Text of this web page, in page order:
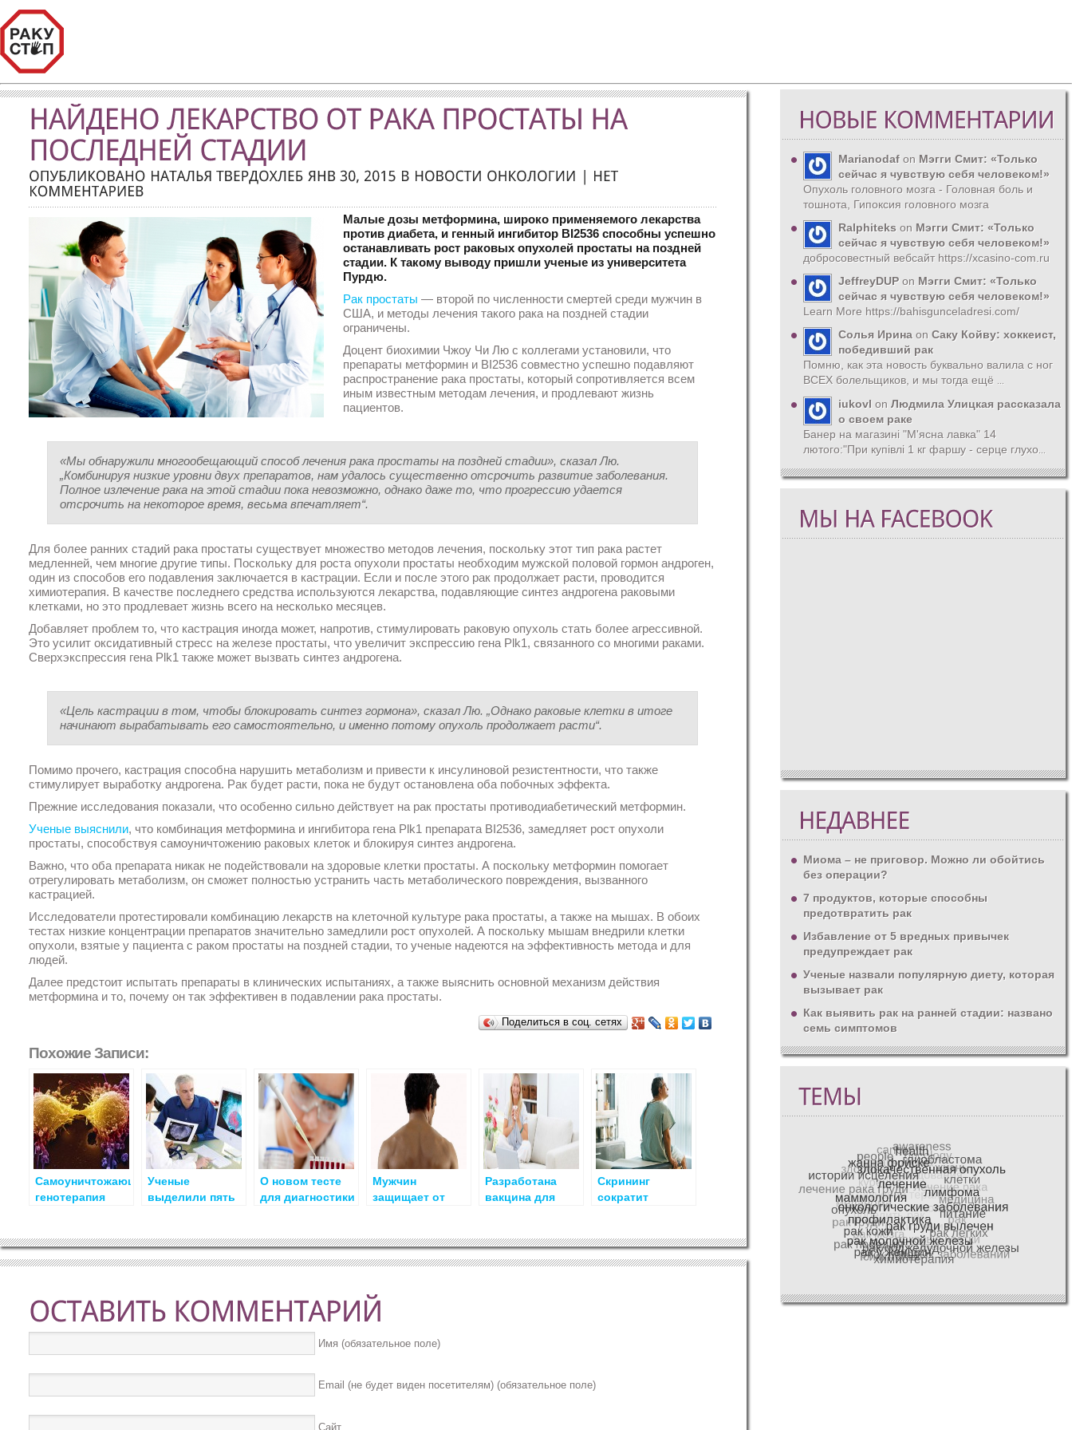
Малые дозы метформина, широко применяемого лекарства
против диабета, и генный ингибитор BI2536 способны успешно
останавливать рост раковых опухолей простаты на поздней
стадии. К такому выводу пришли ученые из университета
Пурдю.
Рак простаты — второй по численности смертей среди мужчин в
США, и методы лечения такого рака на поздней стадии
ограничены.
Доцент биохимии Чжоу Чи Лю с коллегами установили, что
препараты метформин и BI2536 совместно успешно подавляют
распространение рака простаты, который сопротивляется всем
иным известным методам лечения, и продлевают жизнь
пациентов.
«Мы обнаружили многообещающий способ лечения рака простаты на поздней стадии», сказал Лю.
„Комбинируя низкие уровни двух препаратов, нам удалось существенно отсрочить развитие заболевания.
Полное излечение рака на этой стадии пока невозможно, однако даже то, что прогрессию удается
отсрочить на некоторое время, весьма впечатляет“.
Для более ранних стадий рака простаты существует множество методов лечения, поскольку этот тип рака растет
медленней, чем многие другие типы. Поскольку для роста опухоли простаты необходим мужской половой гормон андроген,
один из способов его подавления заключается в кастрации. Если и после этого рак продолжает расти, проводится
химиотерапия. В качестве последнего средства используются лекарства, подавляющие синтез андрогена раковыми
клетками, но это продлевает жизнь всего на несколько месяцев.
Добавляет проблем то, что кастрация иногда может, напротив, стимулировать раковую опухоль стать более агрессивной.
Это усилит оксидативный стресс на железе простаты, что увеличит экспрессию гена Plk1, связанного со многими раками.
Сверхэкспрессия гена Plk1 также может вызвать синтез андрогена.
«Цель кастрации в том, чтобы блокировать синтез гормона», сказал Лю. „Однако раковые клетки в итоге
начинают вырабатывать его самостоятельно, и именно потому опухоль продолжает расти“.
Помимо прочего, кастрация способна нарушить метаболизм и привести к инсулиновой резистентности, что также
стимулирует выработку андрогена. Рак будет расти, пока не будут остановлена оба побочных эффекта.
Прежние исследования показали, что особенно сильно действует на рак простаты противодиабетический метформин.
Ученые выяснили, что комбинация метформина и ингибитора гена Plk1 препарата BI2536, замедляет рост опухоли
простаты, способствуя самоуничтожению раковых клеток и блокируя синтез андрогена.
Важно, что оба препарата никак не подействовали на здоровые клетки простаты. А поскольку метформин помогает
отрегулировать метаболизм, он сможет полностью устранить часть метаболического повреждения, вызванного
кастрацией.
Исследователи протестировали комбинацию лекарств на клеточной культуре рака простаты, а также на мышах. В обоих
тестах низкие концентрации препаратов значительно замедлили рост опухолей. А поскольку мышам внедрили клетки
опухоли, взятые у пациента с раком простаты на поздней стадии, то ученые надеются на эффективность метода и для
людей.
Далее предстоит испытать препараты в клинических испытаниях, а также выяснить основной механизм действия
метформина и то, почему он так эффективен в подавлении рака простаты.
Поделиться в соц. сетях
Похожие Записи:
Cамоуничтожающая
генотерапия
простаты
Ученые
выделили пять
О новом тесте
для диагностики
Мужчин
защищает от
Разработана
вакцина для
стадии
Cкрининг
сократит
на 20%
Имя (обязательное поле)
Email (не будет виден посетителям) (обязательное поле)
Сайт
Marianodafon Мэгги Смит: «Только
сейчас я чувствую себя человеком!»
Опухоль головного мозга - Головная боль и
тошнота, Гипоксия головного мозга
Ralphiteks on Мэгги Смит: «Только
сейчас я чувствую себя человеком!»
добросовестный вебсайт https://xcasino-com.ru
JeffreyDUPon Мэгги Смит: «Только
сейчас я чувствую себя человеком!»
Learn More https://bahisgunceladresi.com/
Солья Иринаon Саку Койву: хоккеист,
победивший рак
Помню, как эта новость буквально валила с ног
ВСЕХ болельщиков, и мы тогда ещё
iukovl on Людмила Улицкая рассказала
о своем раке
Банер на магазині "М'ясна лавка" 14
лютого:"При купівлі 1 кг фаршу - серце глухо...
Миома – не приговор. Можно ли обойтись
без операции?
7 продуктов, которые способны
предотвратить рак
Избавление от 5 вредных привычек
предупреждает рак
Ученые назвали популярную диету, которая
вызывает рак
Как выявить рак на ранней стадии: названо
семь симптомов